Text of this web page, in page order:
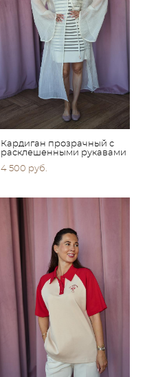
Кардиган прозрачный с
расклешенными рукавами
4 500 pуб.